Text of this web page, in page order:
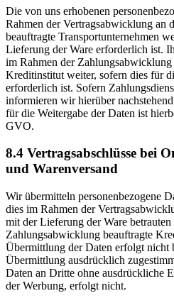
Die von uns erhobenen
Rahmen der Vertragsabwicklung an
beauftragte Transportunternehmen
Lieferung der Ware erforderlich ist.
im Rahmen der Zahlungsabwicklung
Kreditinstitut weiter, sofern dies für
erforderlich ist. Sofern
informieren wir hierüber
für die Weitergabe der Daten ist
GVO.
8.4 Vertragsabschlüsse bei
und Warenversand
Wir übermitteln personenbezogene
dies im Rahmen der
mit der Lieferung der Ware
Zahlungsabwicklung beauftragte
Übermittlung der Daten erfolgt nicht
Übermittlung ausdrücklich
Daten an Dritte ohne ausdrückliche
der Werbung, erfolgt nicht.